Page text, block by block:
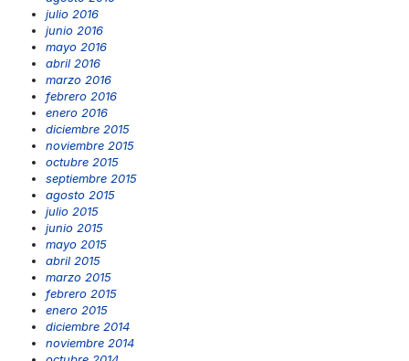
julio 2016
junio 2016
mayo 2016
abril 2016
marzo 2016
febrero 2016
enero 2016
diciembre 2015
noviembre 2015
octubre 2015
septiembre 2015
agosto 2015
julio 2015
junio 2015
mayo 2015
abril 2015
marzo 2015
febrero 2015
enero 2015
diciembre 2014
noviembre 2014